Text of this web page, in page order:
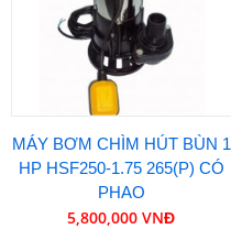
MÁY BƠM CHÌM HÚT BÙN 1
HP HSF250-1.75 265(P) CÓ
PHAO
5,800,000 VNĐ